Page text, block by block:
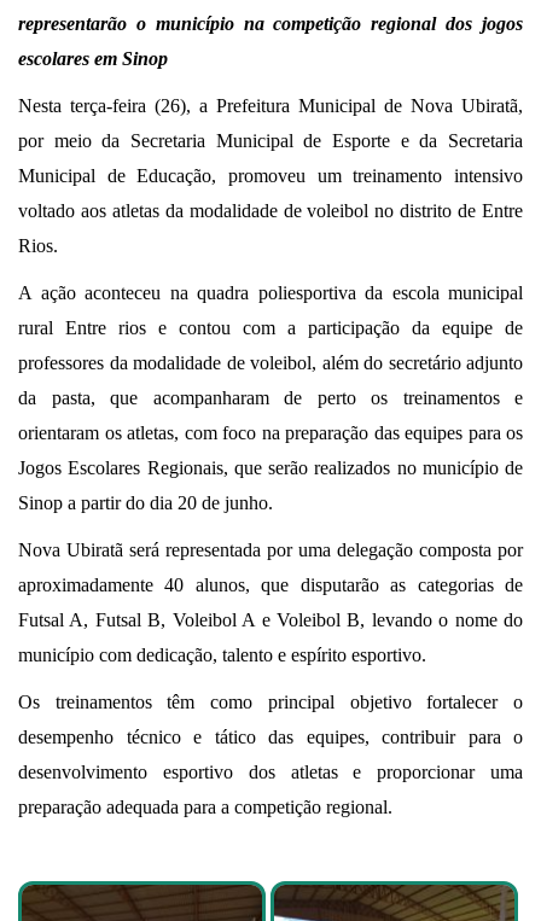
representarão o município na competição regional dos jogos
escolares em Sinop
Nesta terça-feira (26), a Prefeitura Municipal de Nova Ubiratã,
por meio da Secretaria Municipal de Esporte e da Secretaria
Municipal de Educação, promoveu um treinamento intensivo
voltado aos atletas da modalidade de voleibol no distrito de Entre
Rios.
A ação aconteceu na quadra poliesportiva da escola municipal
rural Entre rios e contou com a participação da equipe de
professores da modalidade de voleibol, além do secretário adjunto
da pasta, que acompanharam de perto os treinamentos e
orientaram os atletas, com foco na preparação das equipes para os
Jogos Escolares Regionais, que serão realizados no município de
Sinop a partir do dia 20 de junho.
Nova Ubiratã será representada por uma delegação composta por
aproximadamente 40 alunos, que disputarão as categorias de
Futsal A, Futsal B, Voleibol A e Voleibol B, levando o nome do
município com dedicação, talento e espírito esportivo.
Os treinamentos têm como principal objetivo fortalecer o
desempenho técnico e tático das equipes, contribuir para o
desenvolvimento esportivo dos atletas e proporcionar uma
preparação adequada para a competição regional.